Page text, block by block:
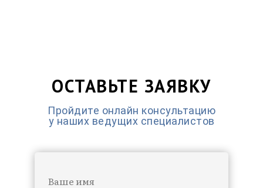
ОСТАВЬТЕ ЗАЯВКУ
Ваше имя
Пройдите онлайн консультацию
у наших ведущих специалистов